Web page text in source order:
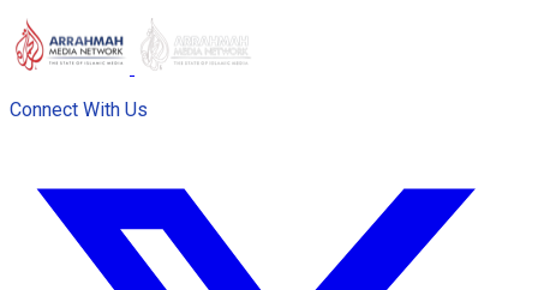
Connect With Us